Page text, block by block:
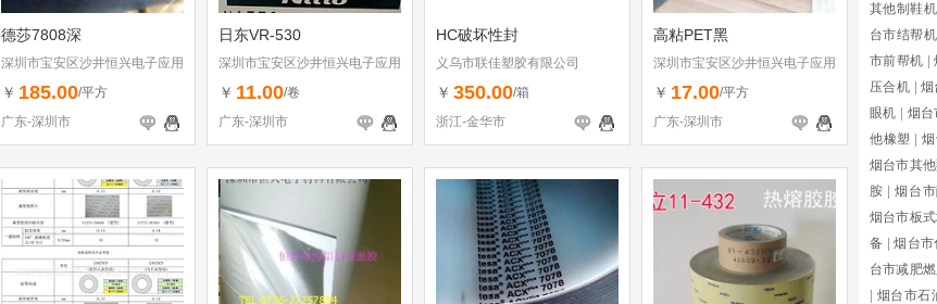
德莎7808深
深圳市宝安区沙井恒兴电子应用
材料行
￥ 185.00/平方
广东-深圳市
日东VR-530
深圳市宝安区沙井恒兴电子应用
材料行
￥ 11.00/卷
广东-深圳市
HC破坏性封
义乌市联佳塑胶有限公司
￥ 350.00/箱
浙江-金华市
高粘PET黑
深圳市宝安区沙井恒兴电子应用
材料行
￥ 17.00/平方
广东-深圳市
其他制鞋
台市结帮机
市前帮机
压合机
烟
眼机
烟
他橡塑
烟台市其
胺
烟台
烟台市板
备
烟台市
台市减肥
烟台市石